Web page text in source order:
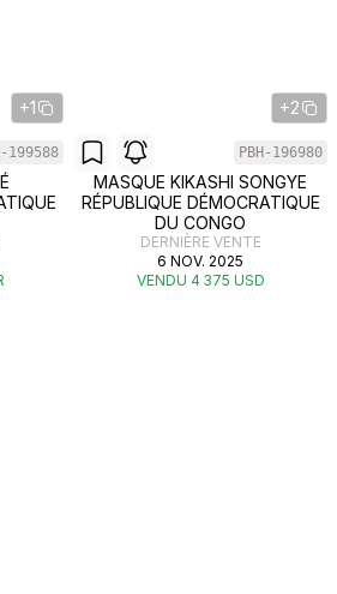
+1
199588
+2
PBH-196980
MASQUE KIKASHI SONGYE
RÉPUBLIQUE DÉMOCRATIQUE
DU CONGO
DERNIÈRE VENTE
6 NOV. 2025
VENDU 4 375 USD